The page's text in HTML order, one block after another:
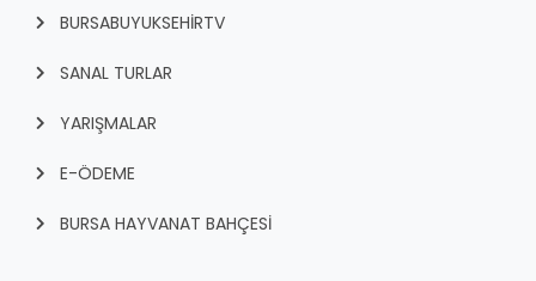
BURSABUYUKSEHIRTV
SANAL TURLAR
YARIŞMALAR
E-ÖDEME
BURSA HAYVANAT BAHÇESİ